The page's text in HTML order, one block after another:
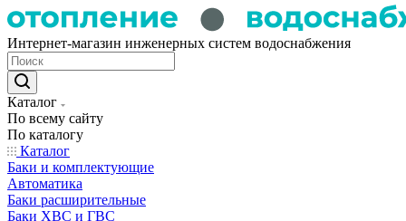
Интернет-магазин инженерных систем водоснабжения
Каталог
По всему сайту
По каталогу
Каталог
Баки и комплектующие
Автоматика
Баки расширительные
Баки ХВС и ГВС